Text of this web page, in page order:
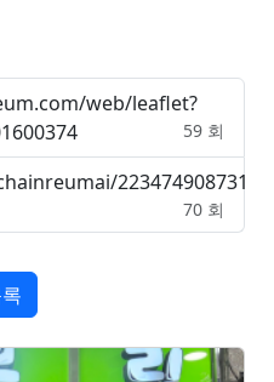
web/leaflet?
59 회
223474908731
70 회